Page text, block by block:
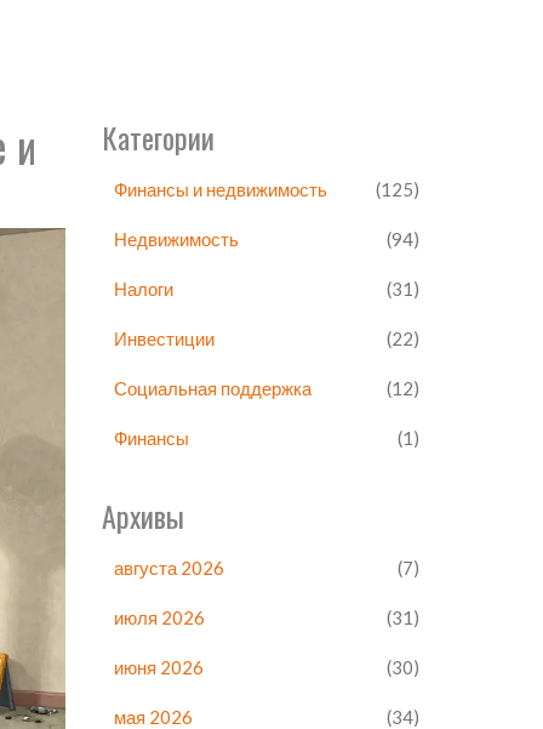
и Категории
Финансы и недвижимость (125)
Недвижимость (94)
Налоги (31)
Инвестиции (22)
Социальная поддержка (12)
Финансы (1)
Архивы
августа 2026 (7)
июля 2026 (31)
июня 2026 (30)
мая 2026 (34)